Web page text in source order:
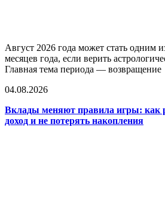
Август 2026 года может стать одним
месяцев года, если верить
Главная тема периода — возвращение
04.08.2026
Вклады меняют правила игры: как
доход и не потерять накопления